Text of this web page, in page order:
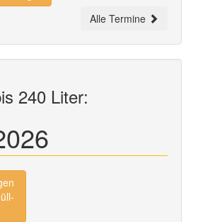
Alle Termine
240 Liter: